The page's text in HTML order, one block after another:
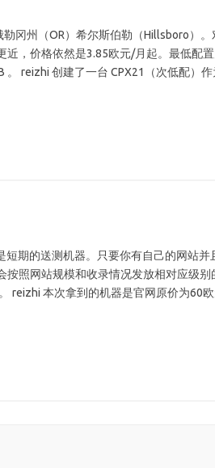
冈州（OR）希尔斯伯勒（Hillsboro）。
近，价格依然是3.85欧元/月起。最低配
。 reizhi 创建了一台 CPX21（次低配）作
期的送测机器。只要你有自己的网站并
照网站规模和收录情况发放相对应级别
reizhi 本次拿到的机器是官网原价为60